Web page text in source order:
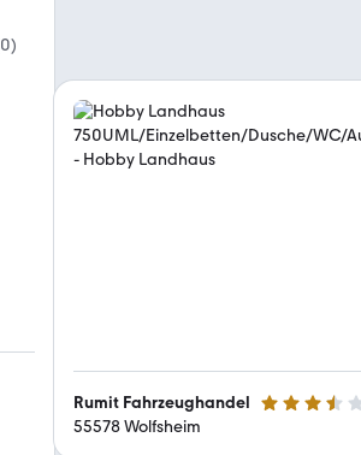
0)
Rumit Fahrzeughandel 3.7 Sterne
55578 Wolfsheim